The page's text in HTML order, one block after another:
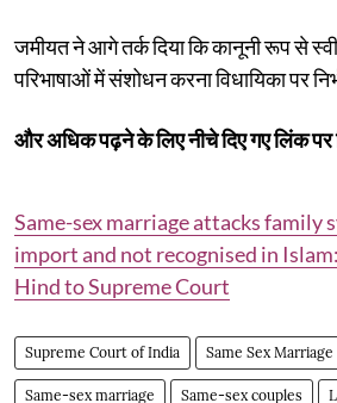
जमीयत ने आगे तर्क दिया कि कानूनी रूप से
परिभाषाओं में संशोधन करना विधायिका पर
और अधिक पढ़ने के लिए नीचे दिए गए लिंक
Same-sex marriage attacks family
import and not recognised in
Hind to Supreme Court
Supreme Court of India Same Sex Marriage
Same-sex marriage Same-sex couples